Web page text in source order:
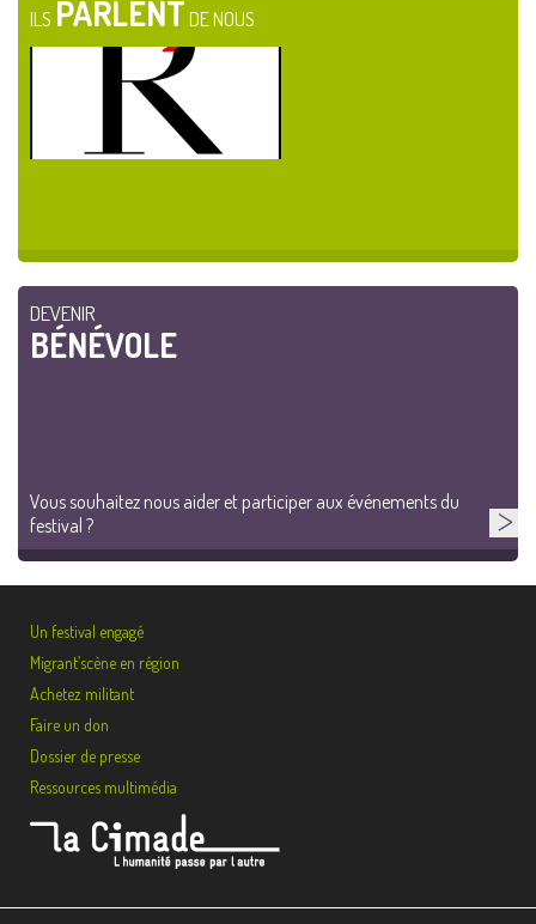
ILS PARLENT DE NOUS
DEVENIR
BÉNÉVOLE
Vous souhaitez nous aider et participer aux événements du
festival ?
Un festival engagé
Migrant’scène en région
Achetez militant
Faire un don
Dossier de presse
Ressources multimédia